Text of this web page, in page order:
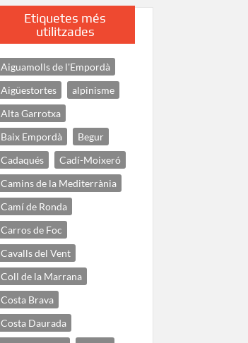
Etiquetes més
utilitzades
Aiguamolls de l'Empordà
Aigüestortes
alpinisme
Alta Garrotxa
Baix Empordà
Begur
Cadaqués
Cadí-Moixeró
Camins de la Mediterrània
Camí de Ronda
Carros de Foc
Cavalls del Vent
Coll de la Marrana
Costa Brava
Costa Daurada